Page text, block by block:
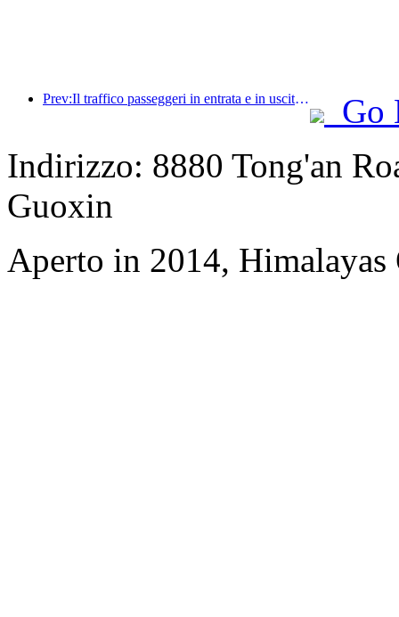
Prev:Il traffico passeggeri in entrata e in uscita dall'aeroporto di Shenzhen aumenta durante le vacanze estive e molte compagnie aeree straniere aumentano le loro rotte verso la Cina.
Go
Indirizzo: 8880 Tong'an
Guoxin
Aperto in 2014,